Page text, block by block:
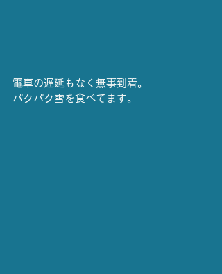
電車の遅延もなく無事到着。
パクパク雪を食べてます。